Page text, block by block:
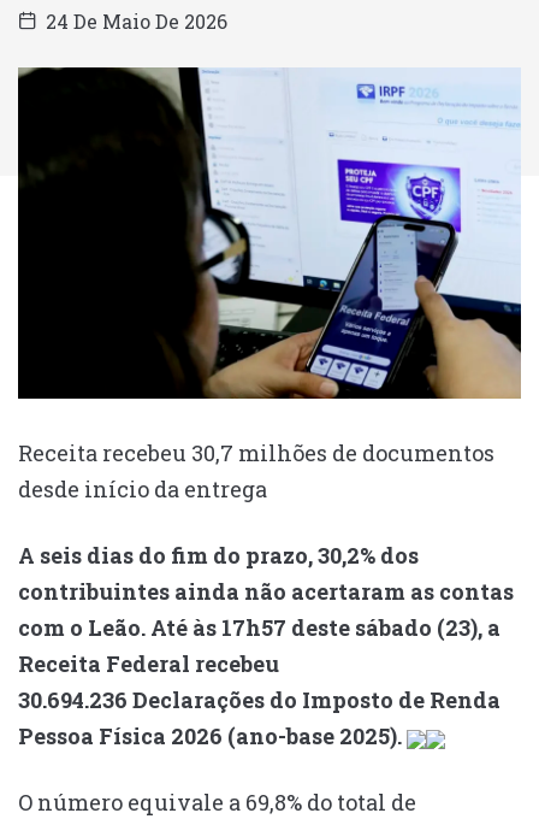
24 De Maio De 2026
Receita recebeu 30,7 milhões de documentos
desde início da entrega
A seis dias do fim do prazo, 30,2% dos
contribuintes ainda não acertaram as contas
com o Leão. Até às 17h57 deste sábado (23), a
Receita Federal recebeu
30.694.236 Declarações do Imposto de Renda
Pessoa Física 2026 (ano-base 2025).
O número equivale a 69,8% do total de